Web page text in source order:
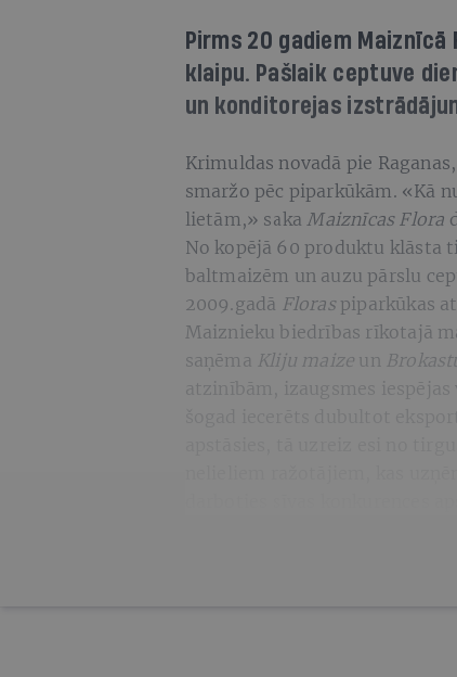
Pirms 20 gadiem
klaipu. Pašlaik ceptuve
un konditorejas
Krimuldas novadā pie
smaržo pēc piparkūkām. «Kā
lietām,» sakaMaiznīcas Flora
No kopējā 60 produktu klāsta
baltmaizēm un auzu pārslu
2009.gadā Floraspiparkūkas
Maiznieku biedrības rīkotajā
saņēma Kliju maize un
atzinībām, izaugsmes